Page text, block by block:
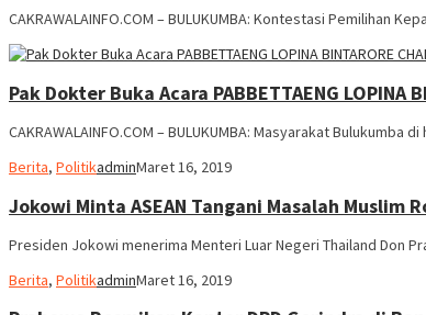
CAKRAWALAINFO.COM – BULUKUMBA: Kontestasi Pemilihan
Pak Dokter Buka Acara PABBETTAENG LOPINA
CAKRAWALAINFO.COM – BULUKUMBA: Masyarakat Bulukumba
Berita, PolitikadminMaret 16, 2019
Jokowi Minta ASEAN Tangani Masalah Muslim
Presiden Jokowi menerima Menteri Luar Negeri Thailand Don
Berita, PolitikadminMaret 16, 2019